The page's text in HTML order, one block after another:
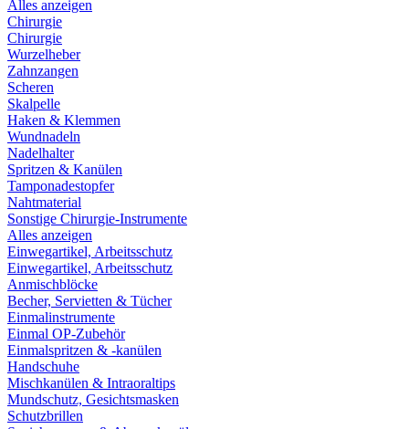
Alles anzeigen
Chirurgie
Chirurgie
Wurzelheber
Zahnzangen
Scheren
Skalpelle
Haken & Klemmen
Wundnadeln
Nadelhalter
Spritzen & Kanülen
Tamponadestopfer
Nahtmaterial
Sonstige Chirurgie-Instrumente
Alles anzeigen
Einwegartikel, Arbeitsschutz
Einwegartikel, Arbeitsschutz
Anmischblöcke
Becher, Servietten & Tücher
Einmalinstrumente
Einmal OP-Zubehör
Einmalspritzen & -kanülen
Handschuhe
Mischkanülen & Intraoraltips
Mundschutz, Gesichtsmasken
Schutzbrillen